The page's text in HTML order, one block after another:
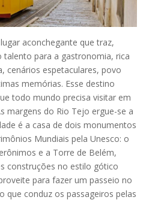
aconchegante que traz,
para a gastronomia, rica
cenários espetaculares, povo
memórias. Esse destino
todo mundo precisa visitar em
margens do Rio Tejo ergue-se a
é a casa de dois monumentos
Mundiais pela Unesco: o
e a Torre de Belém,
construções no estilo gótico
para fazer um passeio no
que conduz os passageiros pelas